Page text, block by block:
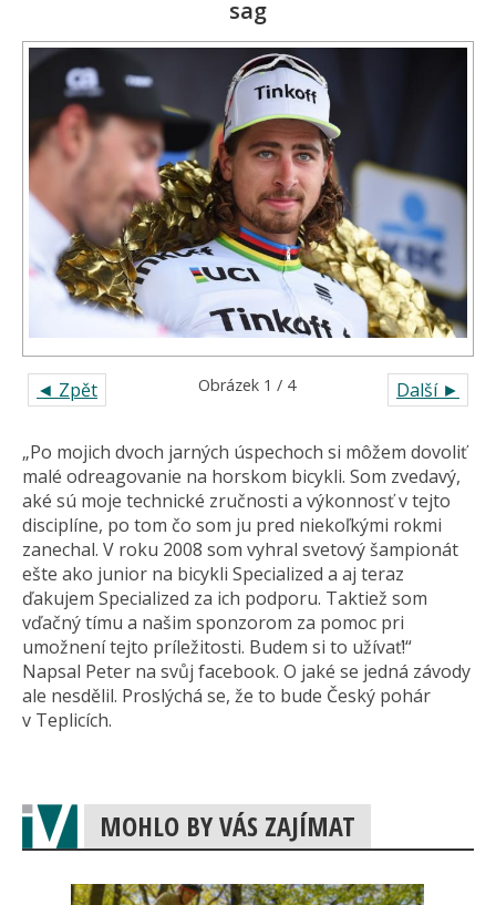
sag
◄ Zpět Další ►
Obrázek 1 / 4
„Po mojich dvoch jarných úspechoch si môžem dovoliť
malé odreagovanie na horskom bicykli. Som zvedavý,
aké sú moje technické zručnosti a výkonnosť v tejto
disciplíne, po tom čo som ju pred niekoľkými rokmi
zanechal. V roku 2008 som vyhral svetový šampionát
ešte ako junior na bicykli Specialized a aj teraz
ďakujem Specialized za ich podporu. Taktiež som
vďačný tímu a našim sponzorom za pomoc pri
umožnení tejto príležitosti. Budem si to užívať!“
Napsal Peter na svůj facebook. O jaké se jedná závody
ale nesdělil. Proslýchá se, že to bude Český pohár
v Teplicích.
MOHLO BY VÁS ZAJÍMAT